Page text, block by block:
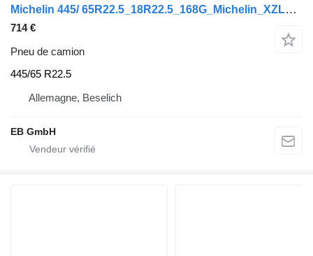
Michelin 445/ 65R22.5_18R22.5_168G_Michelin_XZL_LKW_Unimog_Top Zustand
714 €
Pneu de camion
445/65 R22.5
Allemagne, Beselich
EB GmbH